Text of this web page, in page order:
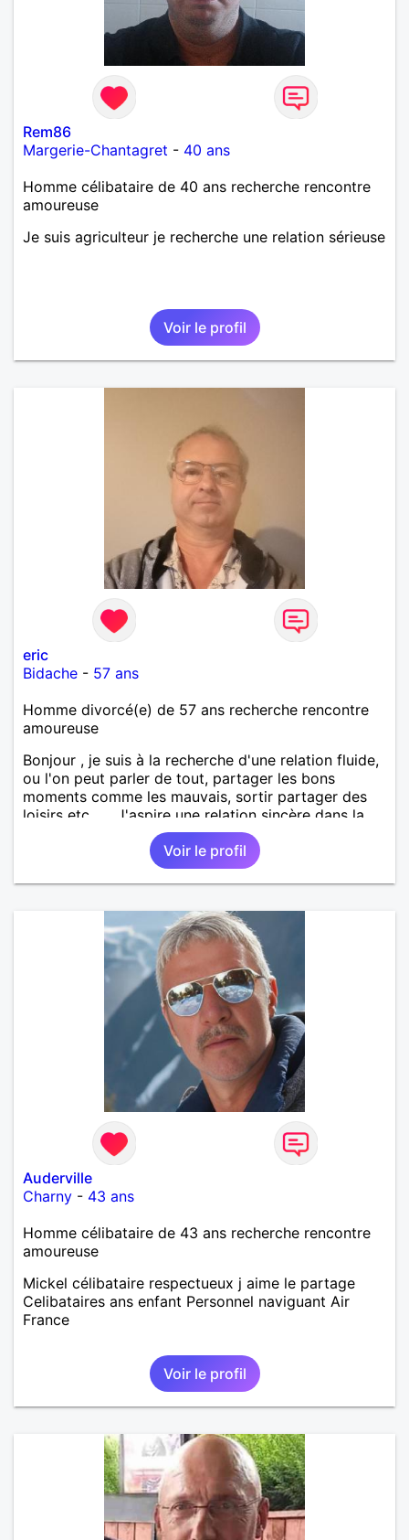
Rem86
Margerie-Chantagret - 40 ans
Homme célibataire de 40 ans recherche rencontre
amoureuse
Je suis agriculteur je recherche une relation sérieuse
Voir le profil
eric
Bidache - 57 ans
Homme divorcé(e) de 57 ans recherche rencontre
amoureuse
Bonjour , je suis à la recherche d'une relation fluide,
ou l'on peut parler de tout, partager les bons
moments comme les mauvais, sortir partager des
loisirs etc.... . J'aspire une relation sincère dans la
Voir le profil
Auderville
Charny - 43 ans
Homme célibataire de 43 ans recherche rencontre
amoureuse
Mickel célibataire respectueux j aime le partage
Celibataires ans enfant Personnel naviguant Air
France
Voir le profil